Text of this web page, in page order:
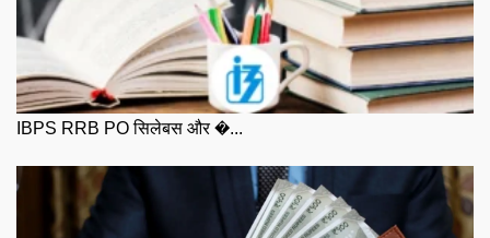
IBPS RRB PO सिलेबस और �...